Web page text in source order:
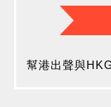
幫港出聲與